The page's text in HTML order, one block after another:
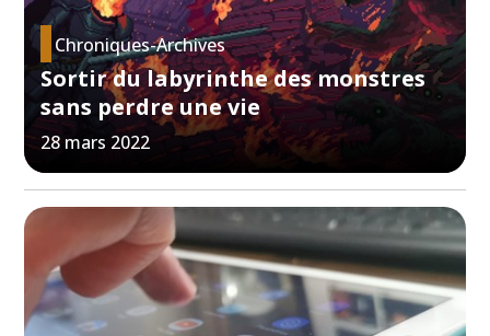
Chroniques-Archives
Sortir du labyrinthe des monstres
sans perdre une vie
28 mars 2022